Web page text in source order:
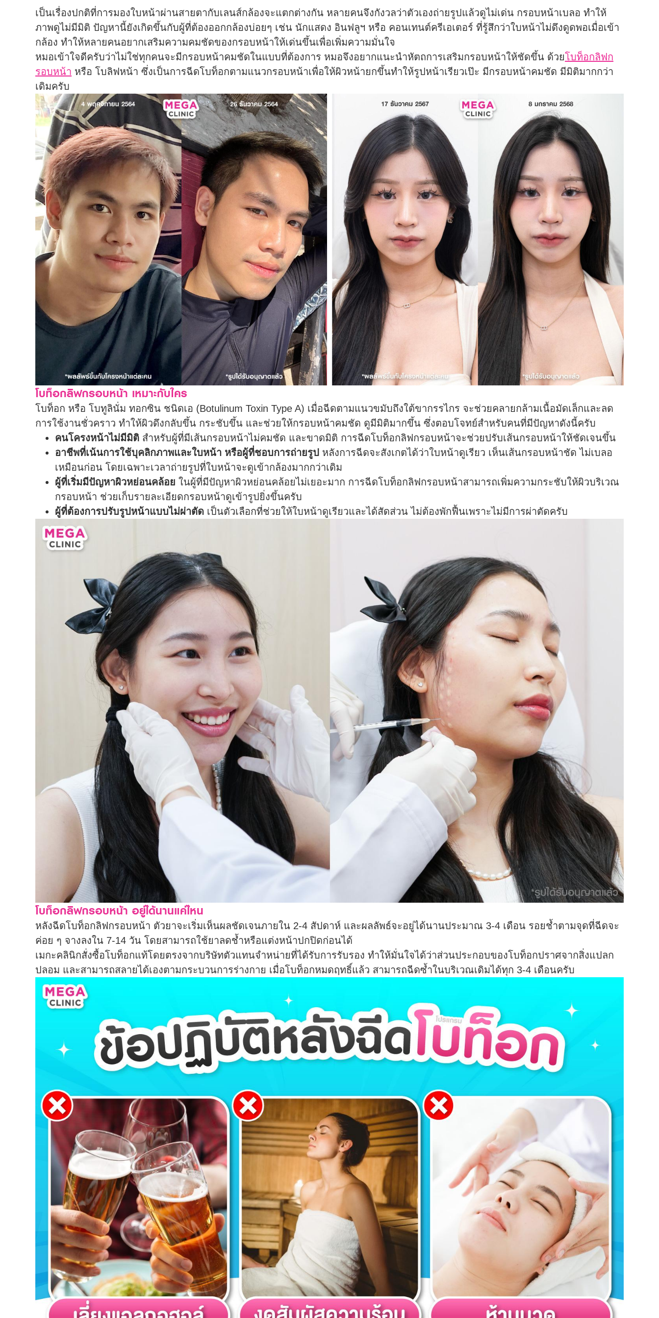
เป็นเรื่องปกติที่การมองใบหน้าผ่านสายตากับเลนส์กล้องจะแตกต่างกัน หลายคนจึงกังวลว่าตัวเองถ่ายรูปแล้วดูไม่เด่น กรอบหน้าเบลอ ทำให้
ภาพดูไม่มีมิติ ปัญหานี้ยังเกิดขึ้นกับผู้ที่ต้องออกกล้องบ่อยๆ เช่น นักแสดง อินฟลูฯ หรือ คอนเทนต์ครีเอเตอร์ ที่รู้สึกว่าใบหน้าไม่ดึงดูดพอเมื่อเข้า
กล้อง ทำให้หลายคนอยากเสริมความคมชัดของกรอบหน้าให้เด่นขึ้นเพื่อเพิ่มความมั่นใจ
หมอเข้าใจดีครับว่าไม่ใช่ทุกคนจะมีกรอบหน้าคมชัดในแบบที่ต้องการ หมอจึงอยากแนะนำหัตถการเสริมกรอบหน้าให้ชัดขึ้น ด้วยโบท็อกลิฟก
รอบหน้า หรือ โบลิฟหน้า ซึ่งเป็นการฉีดโบท็อกตามแนวกรอบหน้าเพื่อให้ผิวหน้ายกขึ้นทำให้รูปหน้าเรียวเป๊ะ มีกรอบหน้าคมชัด มีมิติมากกว่า
เดิมครับ
โบท็อกลิฟกรอบหน้า เหมาะกับใคร
โบท็อก หรือ โบทูลินั่ม ทอกซิน ชนิดเอ (Botulinum Toxin Type A) เมื่อฉีดตามแนวขมับถึงใต้ขากรรไกร จะช่วยคลายกล้ามเนื้อมัดเล็กและลด
การใช้งานชั่วคราว ทำให้ผิวดึงกลับขึ้น กระชับขึ้น และช่วยให้กรอบหน้าคมชัด ดูมีมิติมากขึ้น ซึ่งตอบโจทย์สำหรับคนที่มีปัญหาดังนี้ครับ
คนโครงหน้าไม่มีมิติ สำหรับผู้ที่มีเส้นกรอบหน้าไม่คมชัด และขาดมิติ การฉีดโบท็อกลิฟกรอบหน้าจะช่วยปรับเส้นกรอบหน้าให้ชัดเจนขึ้น
อาชีพที่เน้นการใช้บุคลิกภาพและใบหน้า หรือผู้ที่ชอบการถ่ายรูป หลังการฉีดจะสังเกตได้ว่าใบหน้าดูเรียว เห็นเส้นกรอบหน้าชัด ไม่เบลอ
เหมือนก่อน โดยเฉพาะเวลาถ่ายรูปที่ใบหน้าจะดูเข้ากล้องมากกว่าเดิม
ผู้ที่เริ่มมีปัญหาผิวหย่อนคล้อย ในผู้ที่มีปัญหาผิวหย่อนคล้อยไม่เยอะมาก การฉีดโบท็อกลิฟกรอบหน้าสามารถเพิ่มความกระชับให้ผิวบริเวณ
กรอบหน้า ช่วยเก็บรายละเอียดกรอบหน้าดูเข้ารูปยิ่งขึ้นครับ
ผู้ที่ต้องการปรับรูปหน้าแบบไม่ผ่าตัด เป็นตัวเลือกที่ช่วยให้ใบหน้าดูเรียวและได้สัดส่วน ไม่ต้องพักฟื้นเพราะไม่มีการผ่าตัดครับ
โบท็อกลิฟกรอบหน้า อยู่ได้นานแค่ไหน
หลังฉีดโบท็อกลิฟกรอบหน้า ตัวยาจะเริ่มเห็นผลชัดเจนภายใน 2-4 สัปดาห์ และผลลัพธ์จะอยู่ได้นานประมาณ 3-4 เดือน รอยช้ำตามจุดที่ฉีดจะ
ค่อย ๆ จางลงใน 7-14 วัน โดยสามารถใช้ยาลดช้ำหรือแต่งหน้าปกปิดก่อนได้
เมกะคลินิกสั่งซื้อโบท็อกแท้โดยตรงจากบริษัทตัวแทนจำหน่ายที่ได้รับการรับรอง ทำให้มั่นใจได้ว่าส่วนประกอบของโบท็อกปราศจากสิ่งแปลก
ปลอม และสามารถสลายได้เองตามกระบวนการร่างกาย เมื่อโบท็อกหมดฤทธิ์แล้ว สามารถฉีดซ้ำในบริเวณเดิมได้ทุก 3-4 เดือนครับ